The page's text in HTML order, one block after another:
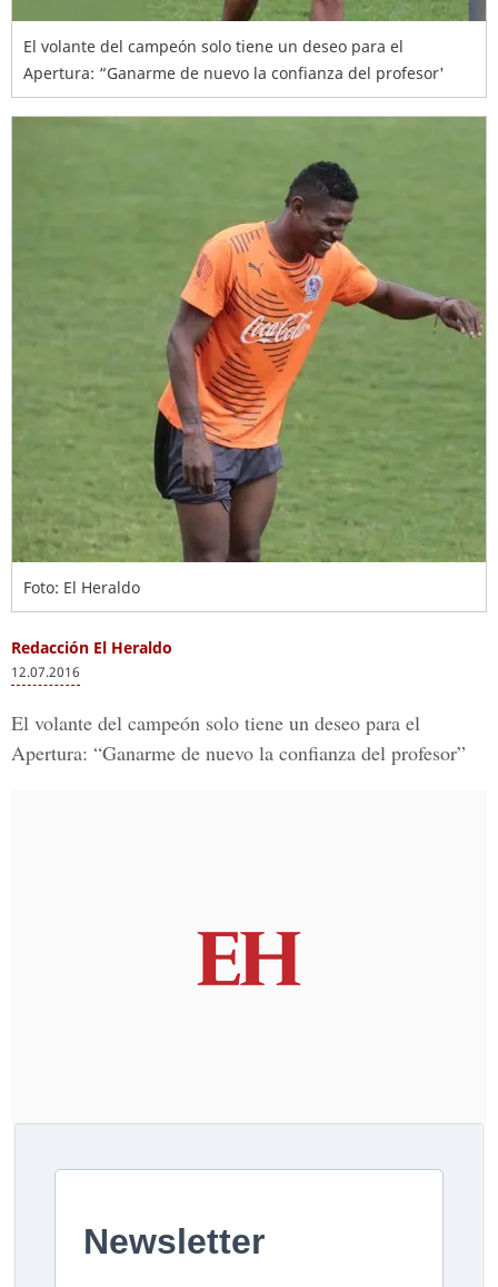
El volante del campeón solo tiene un deseo para el
Apertura: “Ganarme de nuevo la confianza del profesor'
Foto: El Heraldo
Redacción El Heraldo
12.07.2016
El volante del campeón solo tiene un deseo para el
Apertura: “Ganarme de nuevo la confianza del profesor”